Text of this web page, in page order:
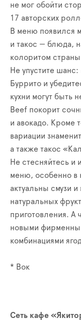
не мог обойти
17 авторских
В меню появился
и такос — блюда,
колоритом страны
Не упустите
Буррито и
кухни могут быть
Beef покорит
и авокадо. Кроме
вариации
а также такос
Не стесняйтесь и
меню, особенно в
актуальны смузи
натуральных
приготовления. А
новыми
комбинациями
* Вок
Сеть кафе